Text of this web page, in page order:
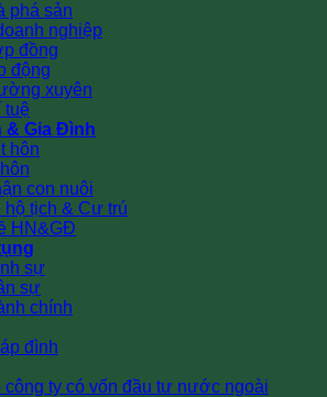
phá sản
nghiệp
đồng
động
xuyên
tuệ
& Gia Đình
hôn
con nuôi
tịch & Cư trú
HN&GĐ
sự
sự
chính
đình
công ty có vốn đầu tư nước ngoài